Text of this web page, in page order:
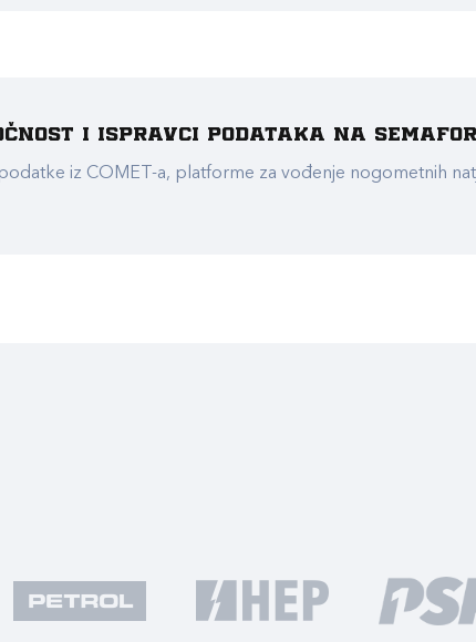
i ispravci podataka na
iz COMET-a, platforme za vođenje nogometnih